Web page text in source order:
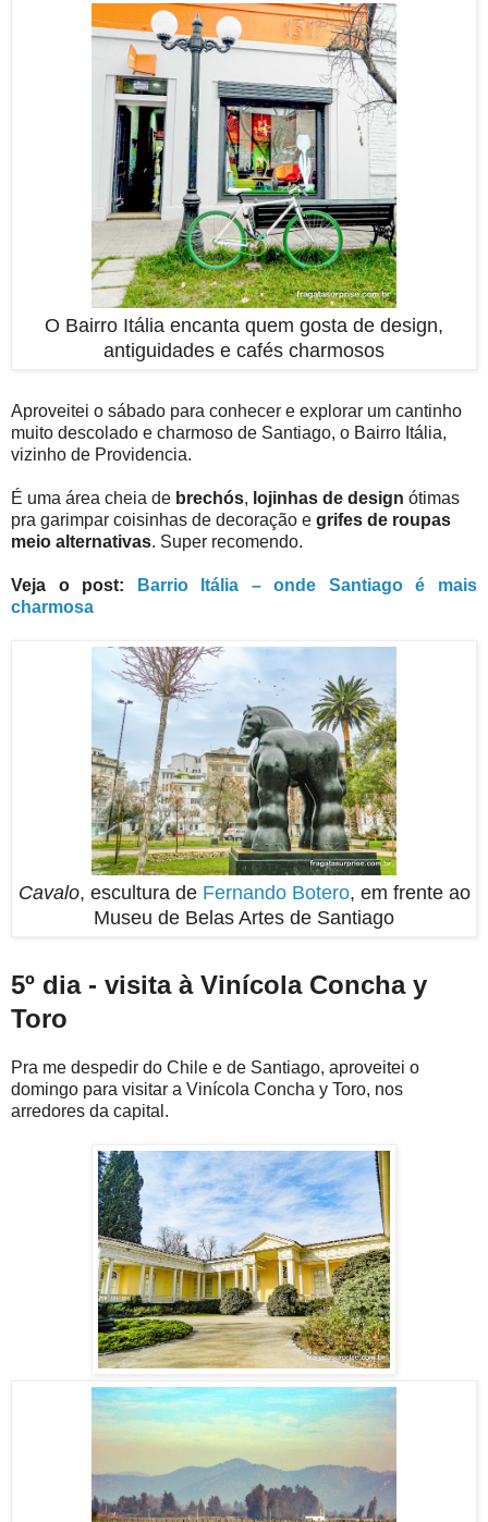
O Bairro Itália encanta quem gosta de design,
antiguidades e cafés charmosos
Aproveitei o sábado para conhecer e explorar um cantinho
muito descolado e charmoso de Santiago, o Bairro Itália,
vizinho de Providencia.
É uma área cheia de brechós, lojinhas de design ótimas
pra garimpar coisinhas de decoração e grifes de roupas
meio alternativas. Super recomendo.
Veja o post:
Barrio Itália – onde Santiago é mais
charmosa
Cavalo, escultura de Fernando Botero, em frente ao
Museu de Belas Artes de Santiago
5º dia - visita à Vinícola Concha y
Toro
Pra me despedir do Chile e de Santiago, aproveitei o
domingo para visitar a Vinícola Concha y Toro, nos
arredores da capital.